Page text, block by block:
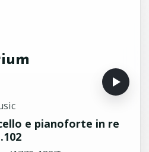
e pianoforte in re